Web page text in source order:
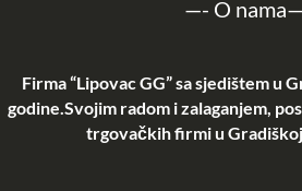
—- O nama—
Firma “Lipovac GG” sa sjedištem u
godine.Svojim radom i zalaganjem,
trgovačkih firmi u Gradiškoj